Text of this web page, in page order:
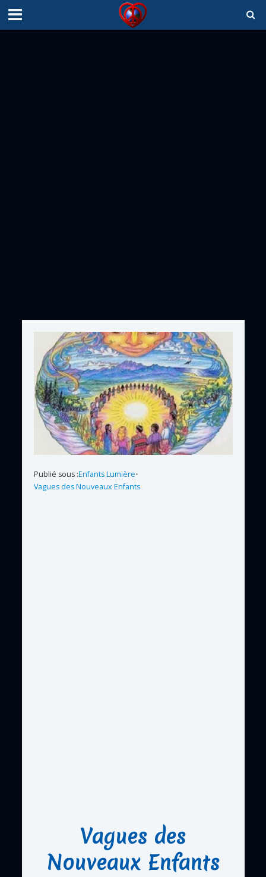
Publié sous :Enfants Lumière•
Vagues des Nouveaux Enfants
Vagues des
Nouveaux Enfants